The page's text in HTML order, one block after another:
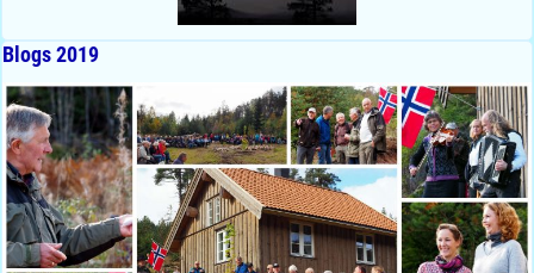
Blogs 2019